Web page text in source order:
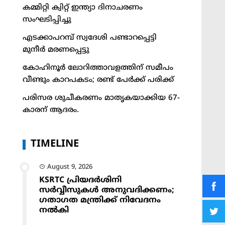
കമ്മിറ്റി ക്വിറ്റ് ഇന്ത്യാ ദിനാചരണം
സംഘടിപ്പിച്ചു
എടക്കാപറമ്പ് സ്വദേശി പണ്ടാറപ്പെട്ടി
മുനീർ മരണപ്പെട്ടു
കോഹിനൂർ ലോറിത്താവളത്തിന് സമീപം
വീണ്ടും കാറപകടം; രണ്ട് പേർക്ക് പരിക്ക്
പരിസര ശുചീകരണം മാതൃകയാക്കിയ 67-
കാരന് ആദരം.
TIMELINE
August 9, 2026
KSRTC പ്രിയദർശിനി
സർവ്വീസുകൾ അനുവദിക്കണം;
ഗതാഗത മന്ത്രിക്ക് നിവേദനം
നൽകി